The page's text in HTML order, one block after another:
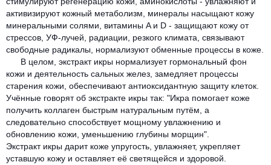
активизируют кожный метаболизм, минералы насыщают кожу
минеральными солями, витамины A и D - защищают кожу от
стрессов, УФ-лучей, радиации, резкого климата, связывают
свободные радикалы, нормализуют обменные процессы в коже.
В целом, экстракт икры нормализует гормональный фон
кожи и деятельность сальных желез, замедляет процессы
старения кожи, обеспечивают антиоксидантную защиту клеток.
Учённые говорят об экстракте икры так: "Икра помогает коже
получить коллаген быстрым натуральным путём, а
следовательно способствует мощному увлажнению и
обновлению кожи, уменьшению глубины морщин".
Экстракт икры дарит коже упругость, увлажняет, укрепляет
уставшую кожу и оставляет её светящейся и здоровой.